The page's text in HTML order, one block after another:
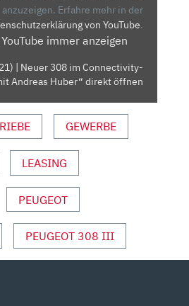
anzuzeigen. Erfahre mehr in der
von YouTube.
immer anzeigen
| Neuer 308 im Connectivity-
Andreas Huber“ direkt öffnen
GEWERBE
LEASING
PEUGEOT
PEUGEOT 308 III